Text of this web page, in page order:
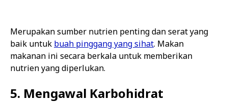
Merupakan sumber nutrien penting dan serat yang
baik untuk buah pinggang yang sihat. Makan
makanan ini secara berkala untuk memberikan
nutrien yang diperlukan.
5. Mengawal Karbohidrat